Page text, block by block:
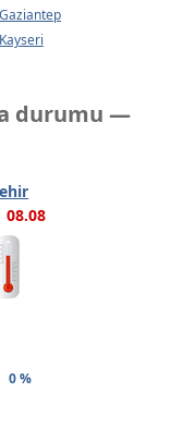
Gaziantep
Kayseri
durumu —
08.08
0 %